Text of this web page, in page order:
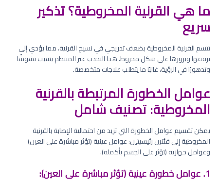
ما هي القرنية المخروطية؟ تذكير
سريع
تتسم القرنية المخروطية بضعف تدريجي في نسيج القرنية، مما يؤدي إلى
ترققها وبروزها على شكل مخروط. هذا التحدب غير المنتظم يسبب تشوشًا
وتدهورًا في الرؤية، غالبًا ما يتطلب علاجات متخصصة.
عوامل الخطورة المرتبطة بالقرنية
المخروطية: تصنيف شامل
يمكن تقسيم عوامل الخطورة التي تزيد من احتمالية الإصابة بالقرنية
المخروطية إلى فئتين رئيسيتين: عوامل عينية (تؤثر مباشرة على العين)
وعوامل جهازية (تؤثر على الجسم بأكمله).
1. عوامل خطورة عينية (تؤثر مباشرة على العين):